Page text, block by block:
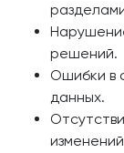
решений.
Ошибки в
данных.